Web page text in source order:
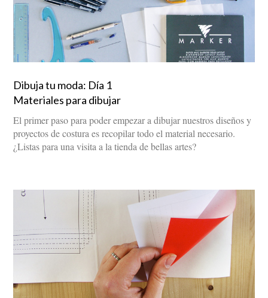
Dibuja tu moda: Día 1
Materiales para dibujar
El primer paso para poder empezar a dibujar nuestros diseños y
proyectos de costura es recopilar todo el material necesario.
¿Listas para una visita a la tienda de bellas artes?